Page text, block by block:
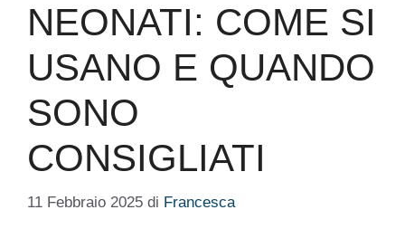
NEONATI: COME SI
USANO E QUANDO
SONO
CONSIGLIATI
11 Febbraio 2025 di Francesca